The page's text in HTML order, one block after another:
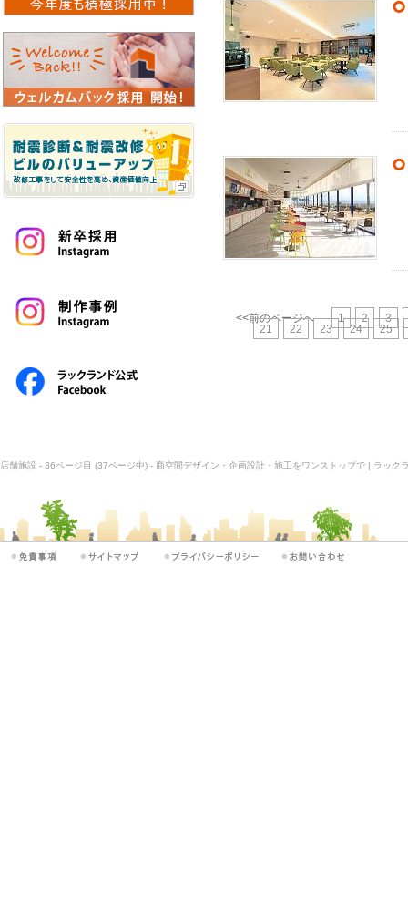
<<前のページへ 1 2
3
21
22 23 24 25
店舗施設 - 36ページ目 (37ページ中) - 商空間デザイン・企画設計・施工をワンストップで | ラック